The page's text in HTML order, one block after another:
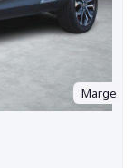
Marge